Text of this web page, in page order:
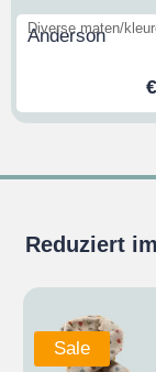
Anderson
Diverse maten/
Reduziert
Sale